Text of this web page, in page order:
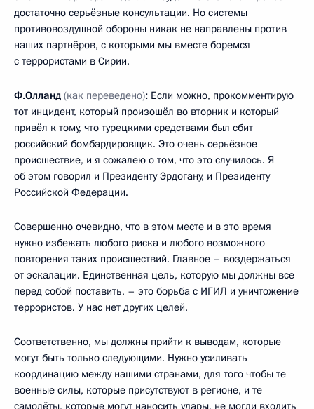
достаточно серьёзные консультации. Но системы
противовоздушной обороны никак не направлены против
наших партнёров, с которыми мы вместе боремся
с террористами в Сирии.
Ф.Олланд (как переведено): Если можно, прокомментирую
тот инцидент, который произошёл во вторник и который
привёл к тому, что турецкими средствами был сбит
российский бомбардировщик. Это очень серьёзное
происшествие, и я сожалею о том, что это случилось. Я
об этом говорил и Президенту Эрдогану, и Президенту
Российской Федерации.
Совершенно очевидно, что в этом месте и в это время
нужно избежать любого риска и любого возможного
повторения таких происшествий. Главное – воздержаться
от эскалации. Единственная цель, которую мы должны все
перед собой поставить, – это борьба с ИГИЛ и уничтожение
террористов. У нас нет других целей.
Соответственно, мы должны прийти к выводам, которые
могут быть только следующими. Нужно усиливать
координацию между нашими странами, для того чтобы те
военные силы, которые присутствуют в регионе, и те
самолёты, которые могут наносить удары, не могли входить